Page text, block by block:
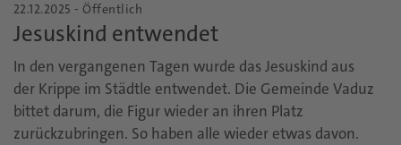
22.12.2025 - Öffentlich
Jesuskind entwendet
In den vergangenen Tagen wurde das Jesuskind aus
der Krippe im Städtle entwendet. Die Gemeinde Vaduz
bittet darum, die Figur wieder an ihren Platz
zurückzubringen. So haben alle wieder etwas davon.